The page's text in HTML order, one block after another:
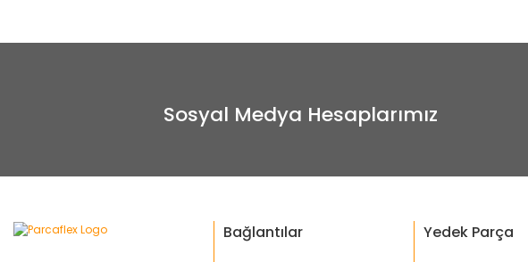
Sosyal Medya Hesaplarımız
Bağlantılar Yedek Parça